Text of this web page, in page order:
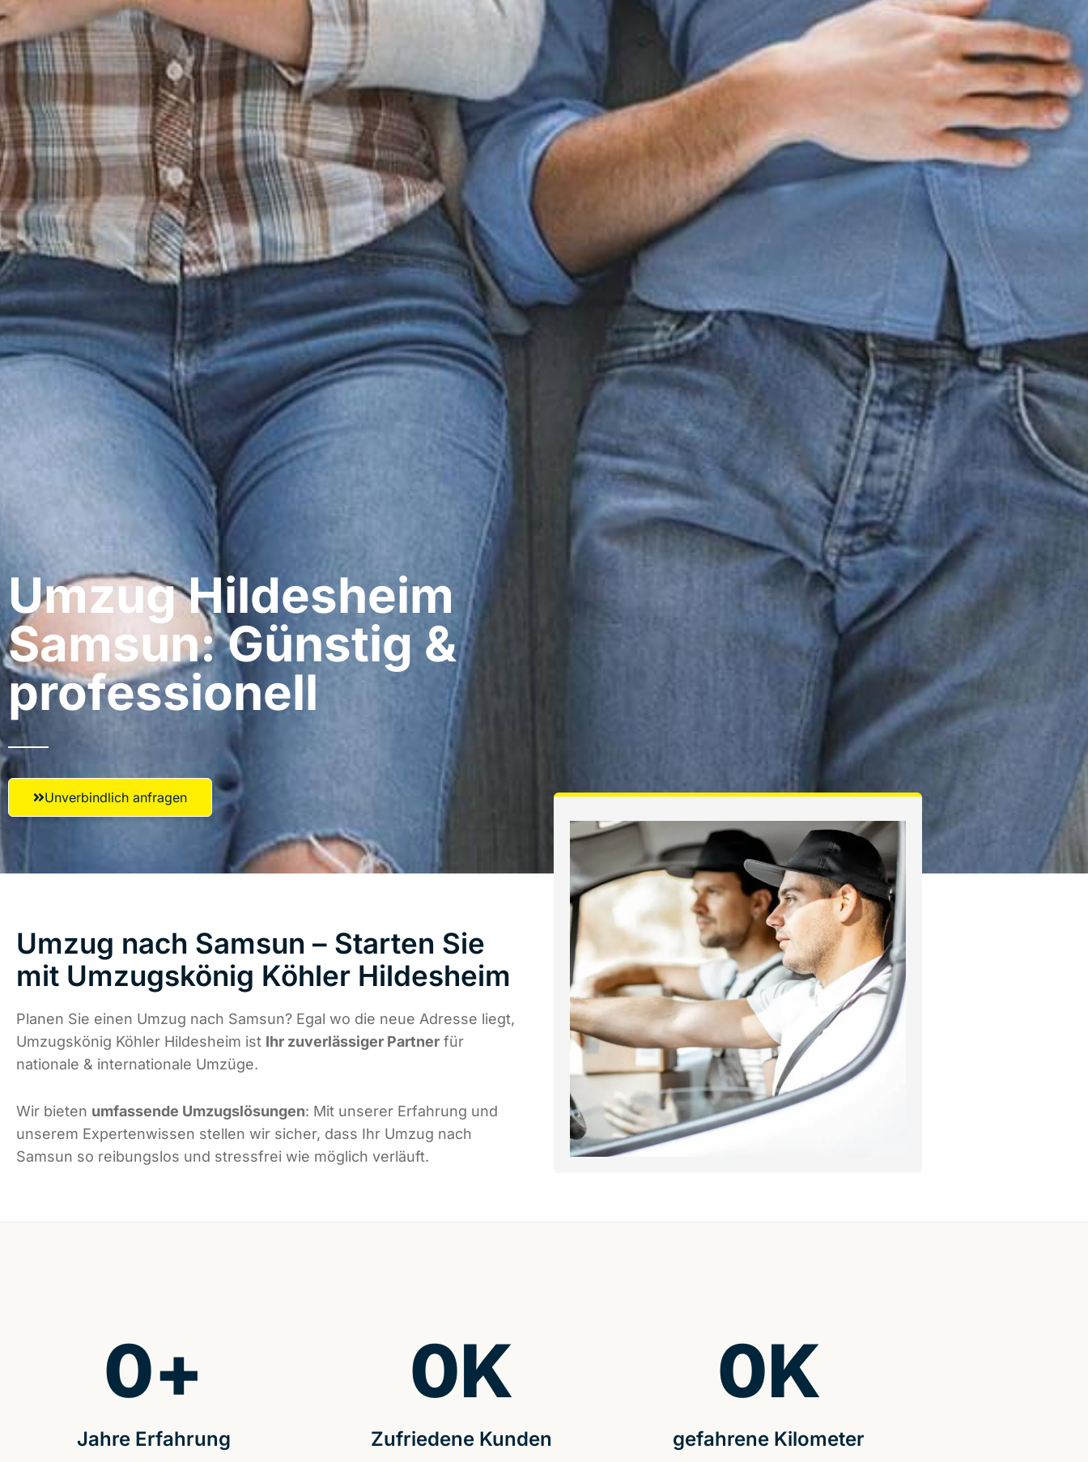
Umzug Hildesheim​
Samsun: Günstig &
professionell​
Unverbindlich anfragen
Umzug nach Samsun – Starten Sie
mit Umzugskönig Köhler Hildesheim
Planen Sie einen Umzug nach Samsun? Egal wo die neue Adresse liegt,
Umzugskönig Köhler Hildesheim ist Ihr zuverlässiger Partner für
nationale & internationale Umzüge.
Wir bieten umfassende Umzugslösungen: Mit unserer Erfahrung und
unserem Expertenwissen stellen wir sicher, dass Ihr Umzug nach
Samsun so reibungslos und stressfrei wie möglich verläuft.
Jahre Erfahrung
0+
Zufriedene Kunden
0K
gefahrene Kilometer
0K